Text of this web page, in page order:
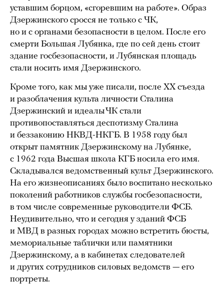
уставшим борцом, «сгоревшим на работе». Образ
Дзержинского сросся не только с ЧК,
но и с органами безопасности в целом. После его
смерти Большая Лубянка, где по сей день стоит
здание госбезопасности, и Лубянская площадь
стали носить имя Дзержинского.
Кроме того, как мы уже писали, после XX съезда
и разоблачения культа личности Сталина
Дзержинский и идеалы ЧК стали
противопоставляться деспотизму Сталина
и беззаконию НКВД-НКГБ. В 1958 году был
открыт памятник Дзержинскому на Лубянке,
с 1962 года Высшая школа КГБ носила его имя.
Складывался ведомственный культ Дзержинского.
На его жизнеописаниях было воспитано несколько
поколений работников службы госбезопасности,
в том числе современные руководители ФСБ.
Неудивительно, что и сегодня у зданий ФСБ
и МВД в разных городах можно встретить бюсты,
мемориальные таблички или памятники
Дзержинскому, а в кабинетах следователей
и других сотрудников силовых ведомств — его
портреты.